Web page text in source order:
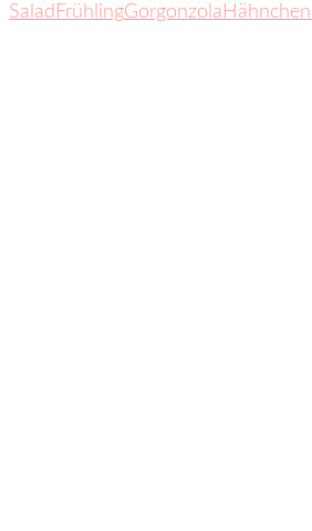
Salad FrühlingGorgonzola Hähnchen